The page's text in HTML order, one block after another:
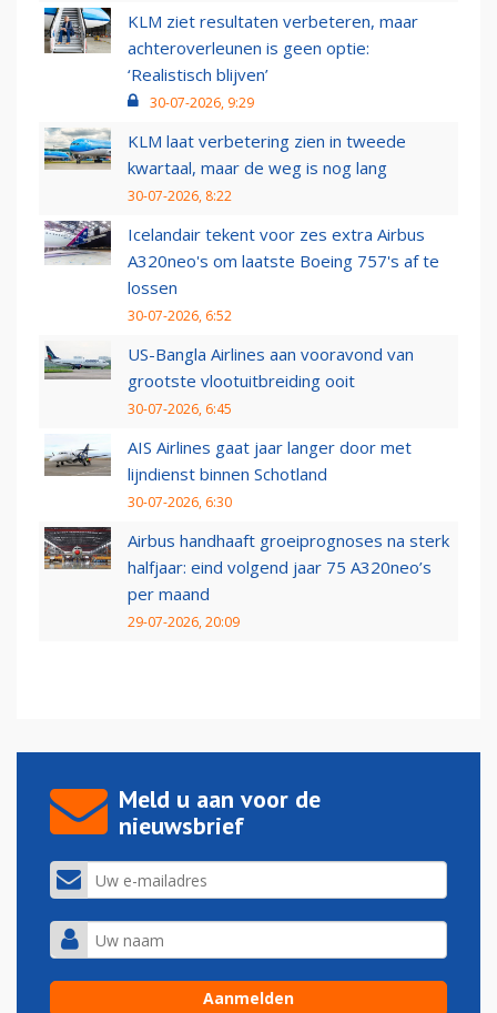
KLM ziet resultaten verbeteren, maar
achteroverleunen is geen optie:
‘Realistisch blijven’
30-07-2026, 9:29
KLM laat verbetering zien in tweede
kwartaal, maar de weg is nog lang
30-07-2026, 8:22
Icelandair tekent voor zes extra Airbus
A320neo's om laatste Boeing 757's af te
lossen
30-07-2026, 6:52
US-Bangla Airlines aan vooravond van
grootste vlootuitbreiding ooit
30-07-2026, 6:45
AIS Airlines gaat jaar langer door met
lijndienst binnen Schotland
30-07-2026, 6:30
Airbus handhaaft groeiprognoses na sterk
halfjaar: eind volgend jaar 75 A320neo’s
per maand
29-07-2026, 20:09
Meld u aan voor de
nieuwsbrief